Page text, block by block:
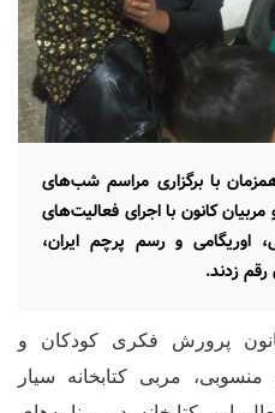
با برگزاری مراسم شب‌های
کانون با اجرای فعالیت‌های
اوریگامی و رسم پرچم ایران،
رقم زدند.
پرورش فکری کودکان و
منسوبی، مربی کتابخانه سیار